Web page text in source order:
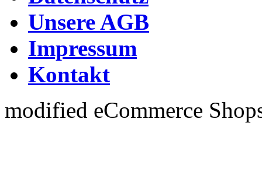
Unsere AGB
Impressum
Kontakt
modified eCommerce